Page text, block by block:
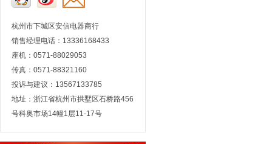
杭州市下城区安信电器商行
销售经理电话：13336168433
座机：0571-88029053
传真：0571-88321160
投诉与建议：13567133785
地址：浙江省杭州市拱墅区石桥路456
号科奥市场14幢1层11-17号